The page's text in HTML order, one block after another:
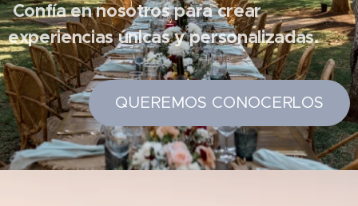
Confía en nosotros para crear
experiencias únicas y personalizadas.
QUEREMOS CONOCERLOS